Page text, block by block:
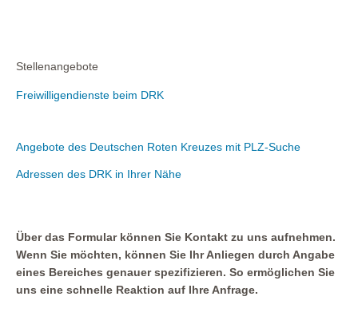
Stellenangebote
Freiwilligendienste beim DRK
Angebote des Deutschen Roten Kreuzes mit PLZ-Suche
Adressen des DRK in Ihrer Nähe
Über das Formular können Sie Kontakt zu uns aufnehmen.
Wenn Sie möchten, können Sie Ihr Anliegen durch Angabe
eines Bereiches genauer spezifizieren. So ermöglichen Sie
uns eine schnelle Reaktion auf Ihre Anfrage.